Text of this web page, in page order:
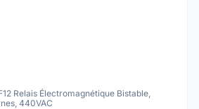
Relais Électromagnétique Bistable,
440VAC